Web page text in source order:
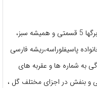
گیاهی است بالا رونده و احتیاج به قیم دارد، برگها 5 قسمتی و همیشه سبز،
پاسیفلوراسه،ریشه فارسی
به شماره ها و عقربه های
و بنفش در اجزای مختلف گل ،